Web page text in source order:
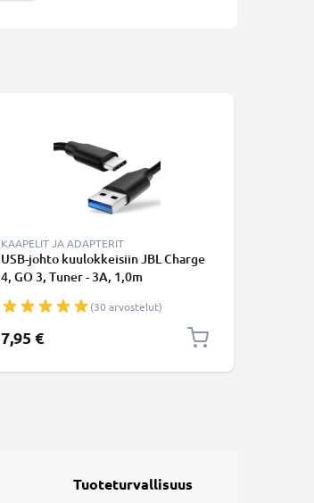
KAAPELIT JA ADAPTERIT
USB-johto kuulokkeisiin JBL Charge
4, GO 3, Tuner - 3A, 1,0m
(30 arvostelut)
7,95 €
Tuoteturvallisuus